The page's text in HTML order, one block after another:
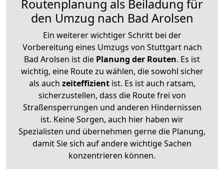
Routenplanung als Beiladung für
den Umzug nach Bad Arolsen
Ein weiterer wichtiger Schritt bei der
Vorbereitung eines Umzugs von Stuttgart nach
Bad Arolsen ist die Planung der Routen. Es ist
wichtig, eine Route zu wählen, die sowohl sicher
als auch zeiteffizientist. Es ist auch ratsam,
sicherzustellen, dass die Route frei von
Straßensperrungen und anderen Hindernissen
ist. Keine Sorgen, auch hier haben wir
Spezialisten und übernehmen gerne die Planung,
damit Sie sich auf andere wichtige Sachen
konzentrieren können.